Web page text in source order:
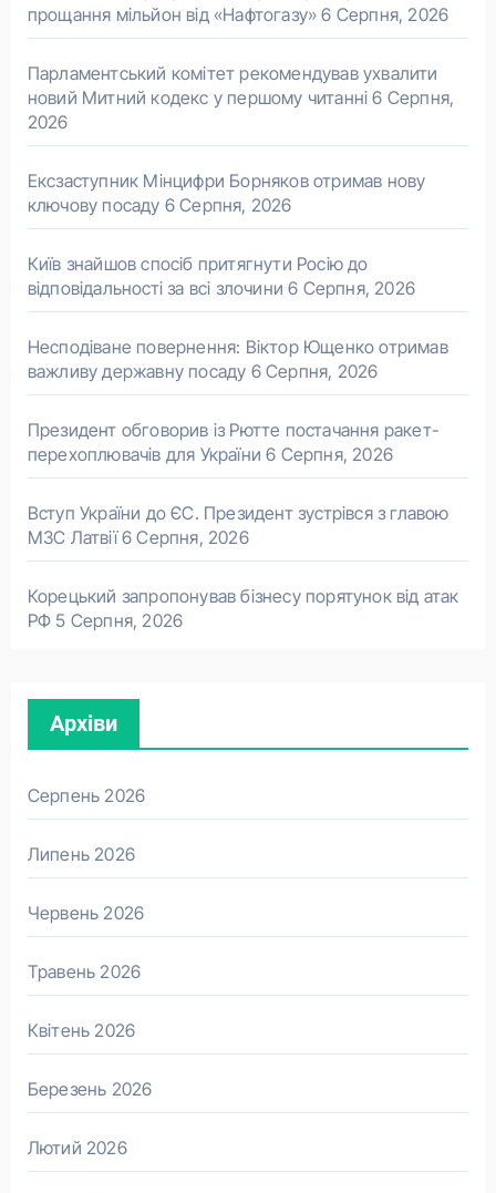
прощання мільйон від «Нафтогазу» 6 Серпня, 2026
Парламентський комітет рекомендував ухвалити
новий Митний кодекс у першому читанні 6 Серпня,
2026
Ексзаступник Мінцифри Борняков отримав нову
ключову посаду 6 Серпня, 2026
Київ знайшов спосіб притягнути Росію до
відповідальності за всі злочини 6 Серпня, 2026
Несподіване повернення: Віктор Ющенко отримав
важливу державну посаду 6 Серпня, 2026
Президент обговорив із Рютте постачання ракет-
перехоплювачів для України 6 Серпня, 2026
Вступ України до ЄС. Президент зустрівся з главою
МЗС Латвії 6 Серпня, 2026
Корецький запропонував бізнесу порятунок від атак
РФ 5 Серпня, 2026
Архіви
Серпень 2026
Липень 2026
Червень 2026
Травень 2026
Квітень 2026
Березень 2026
Лютий 2026